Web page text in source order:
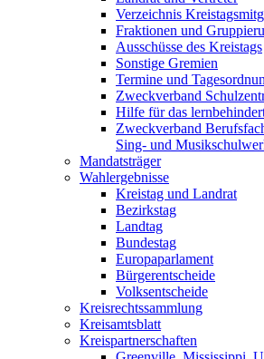
Verzeichnis
Fraktionen und
Ausschüsse des Kreistags
Sonstige Gremien
Termine und
Zweckverband
Hilfe für das
Zweckverband
Sing- und
Mandatsträger
Wahlergebnisse
Kreistag und Landrat
Bezirkstag
Landtag
Bundestag
Europaparlament
Bürgerentscheide
Volksentscheide
Kreisrechtssammlung
Kreisamtsblatt
Kreispartnerschaften